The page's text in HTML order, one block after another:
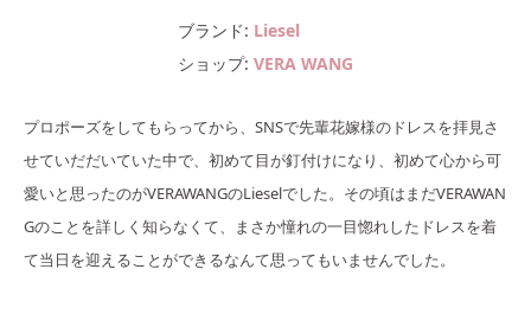
ブランド Liesel
ショップ VERA WANG
プロポーズをしてもらってから、SNSで先輩花嫁様のドレスを拝見さ
せていだだいていた中で、初めて目が釘付けになり、初めて心から可
愛いと思ったのがVERAWANGのLieselでした。その頃はまだVERAWAN
Gのことを詳しく知らなくて、まさか憧れの一目惚れしたドレスを着
て当日を迎えることができるなんて思ってもいませんでした。